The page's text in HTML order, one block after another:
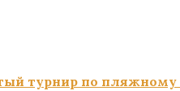
турнир по